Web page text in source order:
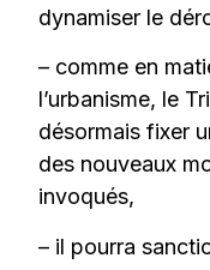
dynamiser le
– comme en
l’urbanisme, le
désormais fixer
des nouveaux
invoqués,
– il pourra